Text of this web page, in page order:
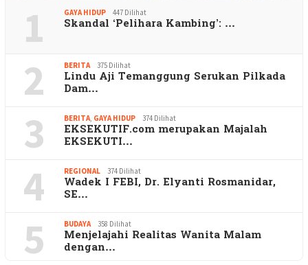
1 GAYA HIDUP 447 Dilihat
Skandal ‘Pelihara Kambing’: …
2 BERITA 375 Dilihat
Lindu Aji Temanggung Serukan Pilkada
Dam…
3 BERITA GAYA HIDUP 374 Dilihat
EKSEKUTIF.com merupakan Majalah
EKSEKUTI…
4 REGIONAL 374 Dilihat
Wadek I FEBI, Dr. Elyanti Rosmanidar,
SE…
5 BUDAYA 358 Dilihat
Menjelajahi Realitas Wanita Malam
dengan…